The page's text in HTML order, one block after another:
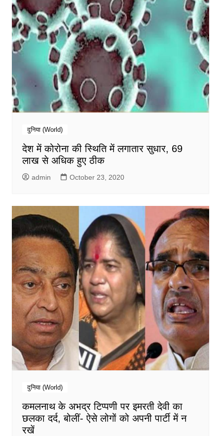
दुनिया (World)
देश में कोरोना की स्थिति में लगातार सुधार, 69
लाख से अधिक हुए ठीक
admin October 23, 2020
दुनिया (World)
कमलनाथ के अभद्र टिप्पणी पर इमरती देवी का
छलका दर्द, बोलीं- ऐसे लोगों को अपनी पार्टी में न
रखें